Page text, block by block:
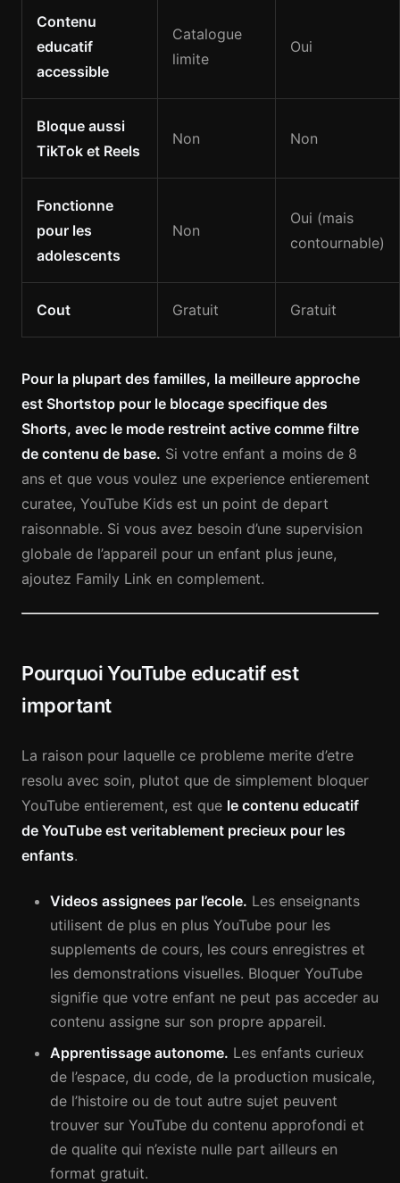
Contenu
educatif
accessible
Catalogue
limite
Oui
Bloque aussi
TikTok et Reels
Non Non
Fonctionne
pour les
adolescents
Non
Oui (mais
contournable)
Cout Gratuit Gratuit
Pour la plupart des familles, la meilleure approche
est Shortstop pour le blocage specifique des
Shorts, avec le mode restreint active comme filtre
de contenu de base. Si votre enfant a moins de 8
ans et que vous voulez une experience entierement
curatee, YouTube Kids est un point de depart
raisonnable. Si vous avez besoin d’une supervision
globale de l’appareil pour un enfant plus jeune,
ajoutez Family Link en complement.
Pourquoi YouTube educatif est
important
La raison pour laquelle ce probleme merite d’etre
resolu avec soin, plutot que de simplement bloquer
YouTube entierement, est que le contenu educatif
de YouTube est veritablement precieux pour les
enfants.
Videos assignees par l’ecole. Les enseignants
utilisent de plus en plus YouTube pour les
supplements de cours, les cours enregistres et
les demonstrations visuelles. Bloquer YouTube
signifie que votre enfant ne peut pas acceder au
contenu assigne sur son propre appareil.
Apprentissage autonome. Les enfants curieux
de l’espace, du code, de la production musicale,
de l’histoire ou de tout autre sujet peuvent
trouver sur YouTube du contenu approfondi et
de qualite qui n’existe nulle part ailleurs en
format gratuit.